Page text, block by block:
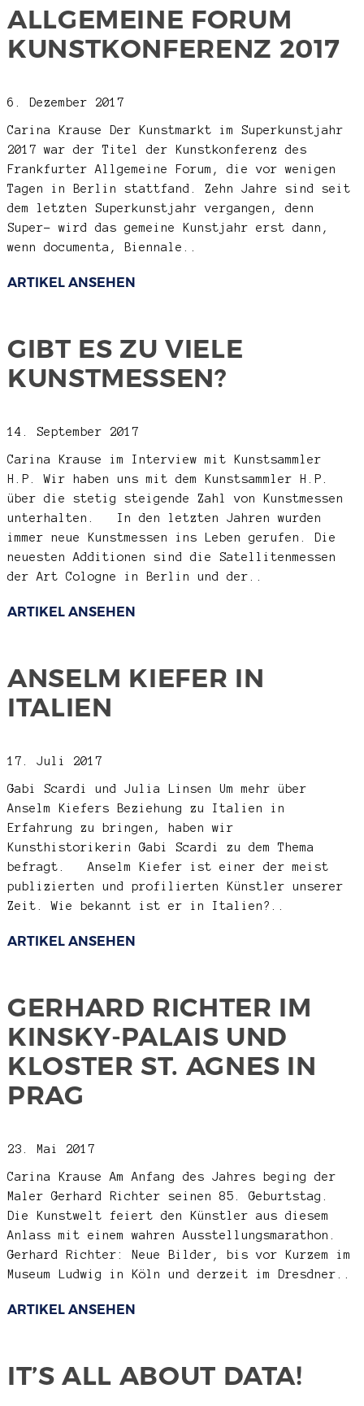
ALLGEMEINE FORUM
KUNSTKONFERENZ 2017
6. Dezember 2017
Carina Krause
Der Kunstmarkt im Superkunstjahr
2017 war der Titel der Kunstkonferenz des
Frankfurter Allgemeine Forum, die vor wenigen
Tagen in Berlin stattfand. Zehn Jahre sind seit
dem letzten Superkunstjahr vergangen, denn
Super- wird das gemeine Kunstjahr erst dann,
wenn documenta, Biennale..
ARTIKEL ANSEHEN
GIBT ES ZU VIELE
KUNSTMESSEN?
14. September 2017
Carina Krause im Interview mit Kunstsammler
H.P.Wir haben uns mit dem Kunstsammler H.P.
über die stetig steigende Zahl von Kunstmessen
unterhalten. In den letzten Jahren wurden
immer neue Kunstmessen ins Leben gerufen. Die
neuesten Additionen sind die Satellitenmessen
der Art Cologne in Berlin und der..
ARTIKEL ANSEHEN
ANSELM KIEFER IN
ITALIEN
17. Juli 2017
Gabi Scardi und Julia Linsen Um mehr über
Anselm Kiefers Beziehung zu Italien in
Erfahrung zu bringen, haben wir
Kunsthistorikerin Gabi Scardi zu dem Thema
befragt. Anselm Kiefer ist einer der meist
publizierten und profilierten Künstler unserer
Zeit. Wie bekannt ist er in Italien?..
ARTIKEL ANSEHEN
GERHARD RICHTER IM
KINSKY-PALAIS UND
KLOSTER ST. AGNES IN
PRAG
23. Mai 2017
Carina KrauseAm Anfang des Jahres beging der
Maler Gerhard Richter seinen 85. Geburtstag.
Die Kunstwelt feiert den Künstler aus diesem
Anlass mit einem wahren Ausstellungsmarathon.
Gerhard Richter: Neue Bilder, bis vor Kurzem im
Museum Ludwig in Köln und derzeit im Dresdner..
ARTIKEL ANSEHEN
IT’S ALL ABOUT DATA!